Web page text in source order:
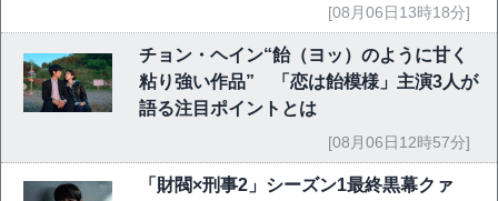
[08月06日13時18分]
チョン・ヘイン“飴（ヨッ）のように甘く
粘り強い作品” 「恋は飴模様」主演3人が
語る注目ポイントとは
[08月06日12時57分]
「財閥×刑事2」シーズン1最終黒幕クァ